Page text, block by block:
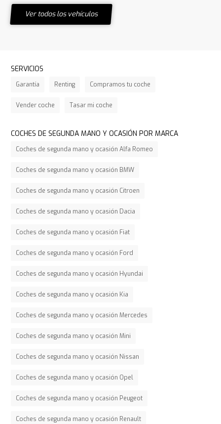
Ver todos los vehículos
SERVICIOS
Garantía Renting Compramos tu coche
Vender coche Tasar mi coche
COCHES DE SEGUNDA MANO Y OCASIÓN POR MARCA
Coches de segunda mano y ocasión Alfa Romeo
Coches de segunda mano y ocasión BMW
Coches de segunda mano y ocasión Citroen
Coches de segunda mano y ocasión Dacia
Coches de segunda mano y ocasión Fiat
Coches de segunda mano y ocasión Ford
Coches de segunda mano y ocasión Hyundai
Coches de segunda mano y ocasión Kia
Coches de segunda mano y ocasión Mercedes
Coches de segunda mano y ocasión Mini
Coches de segunda mano y ocasión Nissan
Coches de segunda mano y ocasión Opel
Coches de segunda mano y ocasión Peugeot
Coches de segunda mano y ocasión Renault